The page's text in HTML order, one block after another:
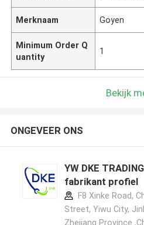
Merknaam Goyen
Minimum Order Q
uantity
1
Bekijk
ONGEVEER ONS
YW DKE
fabrikant profiel
F8 Xinke Road,
Street, Yiwu City,
Zhejiang Province